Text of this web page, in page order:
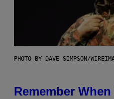
PHOTO BY DAVE SIMPSON/
Remember